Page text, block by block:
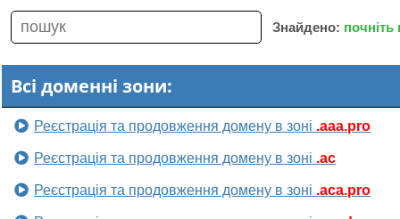
Знайдено:
Всі доменні зони:
Реєстрація та продовження домену в зоні .aaa.pro
Реєстрація та продовження домену в зоні .ac
Реєстрація та продовження домену в зоні .aca.pro